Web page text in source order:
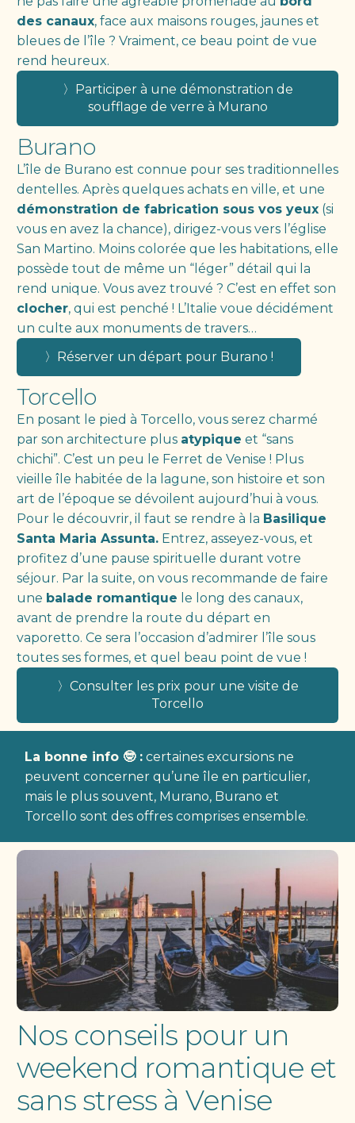
des canaux, face aux maisons rouges, jaunes et
bleues de l’île ? Vraiment, ce beau point de vue
rend heureux.
〉Participer à une démonstration de
soufflage de verre à Murano
Burano
L’île de Burano est connue pour ses traditionnelles
dentelles. Après quelques achats en ville, et une
démonstration de fabrication sous vos yeux(si
vous en avez la chance), dirigez-vous vers l’église
San Martino. Moins colorée que les habitations, elle
possède tout de même un “léger” détail qui la
rend unique. Vous avez trouvé ? C’est en effet son
clocher, qui est penché ! L’Italie voue décidément
un culte aux monuments de travers…
〉Réserver un départ pour Burano !
Torcello
En posant le pied à Torcello, vous serez charmé
par son architecture plus atypique et “sans
chichi”. C’est un peu le Ferret de Venise ! Plus
vieille île habitée de la lagune, son histoire et son
art de l’époque se dévoilent aujourd’hui à vous.
Pour le découvrir, il faut se rendre à la Basilique
Santa Maria Assunta.Entrez, asseyez-vous, et
profitez d’une pause spirituelle durant votre
séjour. Par la suite, on vous recommande de faire
une balade romantique le long des canaux,
avant de prendre la route du départ en
vaporetto. Ce sera l’occasion d’admirer l’île sous
toutes ses formes, et quel beau point de vue !
〉Consulter les prix pour une visite de
Torcello
La bonne info 🤓 :certaines excursions ne
peuvent concerner qu’une île en particulier,
mais le plus souvent, Murano, Burano et
Torcello sont des offres comprises ensemble.
Nos conseils pour un
weekend romantique et
sans stress à Venise